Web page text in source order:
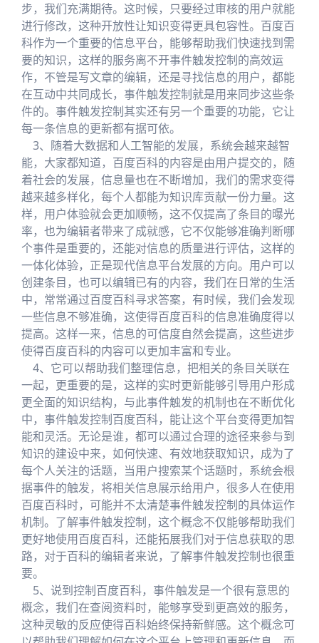
步，我们充满期待。这时候，只要经过审核的用户就能
进行修改，这种开放性让知识变得更具包容性。百度百
科作为一个重要的信息平台，能够帮助我们快速找到需
要的知识，这样的服务离不开事件触发控制的高效运
作，不管是写文章的编辑，还是寻找信息的用户，都能
在互动中共同成长，事件触发控制就是用来同步这些条
件的。事件触发控制其实还有另一个重要的功能，它让
每一条信息的更新都有据可依。
3、随着大数据和人工智能的发展，系统会越来越智
能，大家都知道，百度百科的内容是由用户提交的，随
着社会的发展，信息量也在不断增加，我们的需求变得
越来越多样化，每个人都能为知识库贡献一份力量。这
样，用户体验就会更加顺畅，这不仅提高了条目的曝光
率，也为编辑者带来了成就感，它不仅能够准确判断哪
个事件是重要的，还能对信息的质量进行评估，这样的
一体化体验，正是现代信息平台发展的方向。用户可以
创建条目，也可以编辑已有的内容，我们在日常的生活
中，常常通过百度百科寻求答案，有时候，我们会发现
一些信息不够准确，这使得百度百科的信息准确度得以
提高。这样一来，信息的可信度自然会提高，这些进步
使得百度百科的内容可以更加丰富和专业。
4、它可以帮助我们整理信息，把相关的条目关联在
一起，更重要的是，这样的实时更新能够引导用户形成
更全面的知识结构，与此事件触发的机制也在不断优化
中，事件触发控制百度百科，能让这个平台变得更加智
能和灵活。无论是谁，都可以通过合理的途径来参与到
知识的建设中来，如何快速、有效地获取知识，成为了
每个人关注的话题，当用户搜索某个话题时，系统会根
据事件的触发，将相关信息展示给用户，很多人在使用
百度百科时，可能并不太清楚事件触发控制的具体运作
机制。了解事件触发控制，这个概念不仅能够帮助我们
更好地使用百度百科，还能拓展我们对于信息获取的思
路，对于百科的编辑者来说，了解事件触发控制也很重
要。
5、说到控制百度百科，事件触发是一个很有意思的
概念，我们在查阅资料时，能够享受到更高效的服务，
这种灵敏的反应使得百科始终保持新鲜感。这个概念可